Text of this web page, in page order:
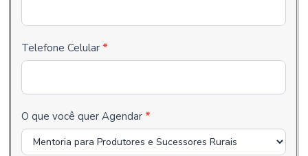
Telefone Celular *
O que você quer Agendar *